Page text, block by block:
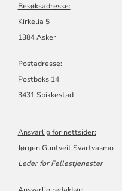
Besøksadresse:
Kirkelia 5
1384 Asker
Postadresse:
Postboks 14
3431 Spikkestad
Ansvarlig for nettsider:
Jørgen Guntveit Svartvasmo
Leder for Fellestjenester